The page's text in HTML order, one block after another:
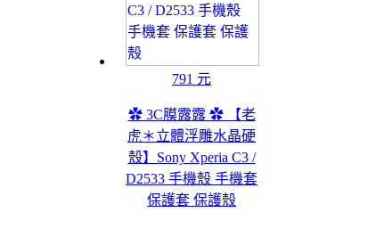
791 元
✿ 3C膜露露 ✿ 【老
虎＊立體浮雕水晶硬
殼】Sony Xperia C3 /
D2533 手機殼 手機套
保護套 保護殼